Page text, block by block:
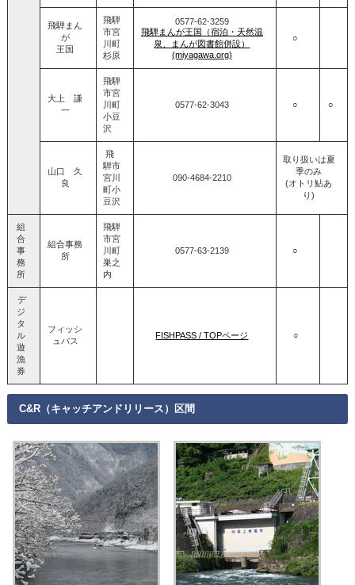
飛騨まん
が
王国
飛騨
市宮
川町
杉原
0577‐62‐3259
飛騨まんが王国（宿泊・天然温
泉、まんが図書館併設）
(miyagawa.org)
○
大上 謙
一
飛騨
市宮
川町
小豆
沢
0577‐62‐3043 ○ ○
山口 久
良
飛
騨市
宮川
町小
豆沢
090-4684-2210
取り扱いは夏
季のみ
(オトリ鮎あ
り)
組
合
事
務
所
組合事務
所
飛騨
市宮
川町
巣之
内
0577‐63‐2139 ○
デ
ジ
タ
ル
遊
漁
券
フィッシ
ュパス
FISHPASS / TOPページ ○
C&R（キャッチアンドリリース）区間